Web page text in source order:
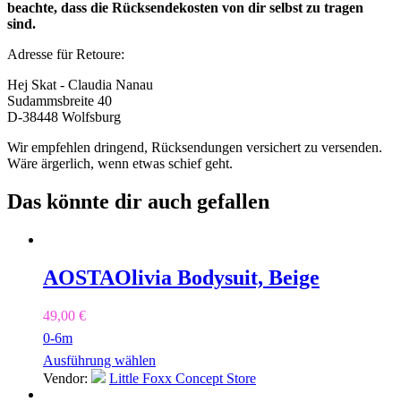
beachte, dass die Rücksendekosten von dir selbst zu tragen
sind.
Adresse für Retoure:
Hej Skat - Claudia Nanau
Sudammsbreite 40
D-38448 Wolfsburg
Wir empfehlen dringend, Rücksendungen versichert zu versenden.
Wäre ärgerlich, wenn etwas schief geht.
Das könnte dir auch gefallen
AOSTAOlivia Bodysuit, Beige
49,00 €
0-6m
Ausführung wählen
Vendor:
Little Foxx Concept Store